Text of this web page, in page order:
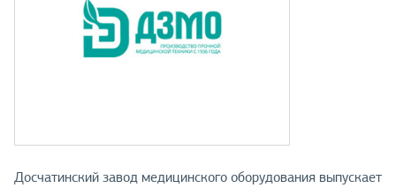
Досчатинский завод медицинского оборудования выпускает